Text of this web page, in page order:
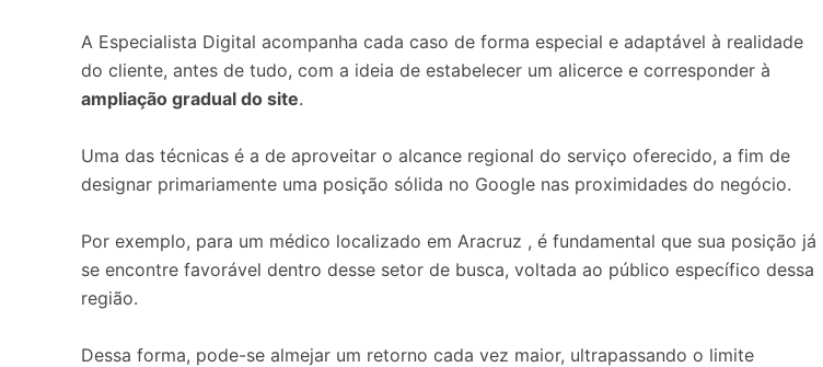
A Especialista Digital acompanha cada caso de forma especial e adaptável à realidade
do cliente, antes de tudo, com a ideia de estabelecer um alicerce e corresponder à
ampliação gradual do site.
Uma das técnicas é a de aproveitar o alcance regional do serviço oferecido, a fim de
designar primariamente uma posição sólida no Google nas proximidades do negócio.
Por exemplo, para um médico localizado em Aracruz , é fundamental que sua posição já
se encontre favorável dentro desse setor de busca, voltada ao público específico dessa
região.
Dessa forma, pode-se almejar um retorno cada vez maior, ultrapassando o limite